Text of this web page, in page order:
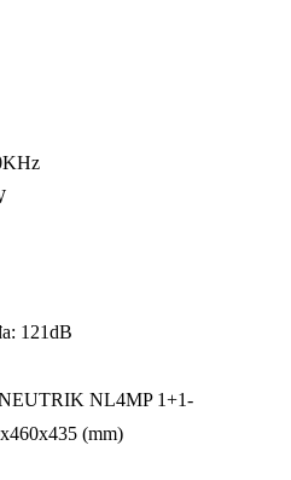
121dB
NL4MP 1+1-
(mm)